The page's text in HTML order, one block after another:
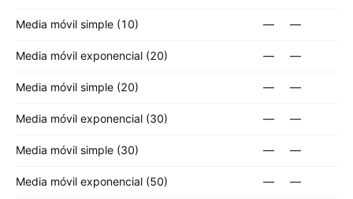
Media móvil simple (10) — —
Media móvil exponencial (20) — —
Media móvil simple (20) — —
Media móvil exponencial (30) — —
Media móvil simple (30) — —
Media móvil exponencial (50) — —